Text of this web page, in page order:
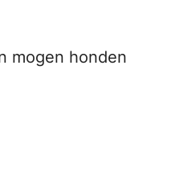
mogen honden